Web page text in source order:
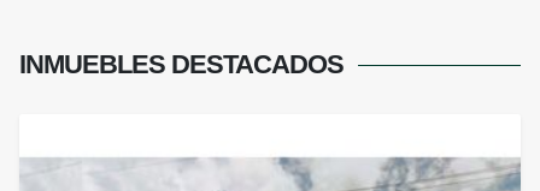
INMUEBLES DESTACADOS